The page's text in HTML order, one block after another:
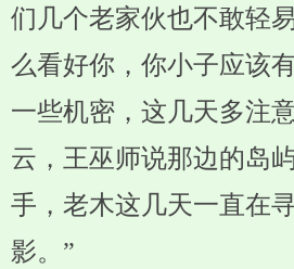
们几个老家伙也不敢轻
么看好你，你小子应该
一些机密，这几天多注
云，王巫师说那边的岛
手，老木这几天一直在
影。”